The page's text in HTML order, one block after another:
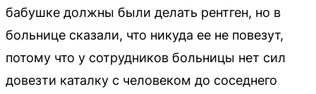
бабушке должны были делать рентген, но в
больнице сказали, что никуда ее не повезут,
потому что у сотрудников больницы нет сил
довезти каталку с человеком до соседнего